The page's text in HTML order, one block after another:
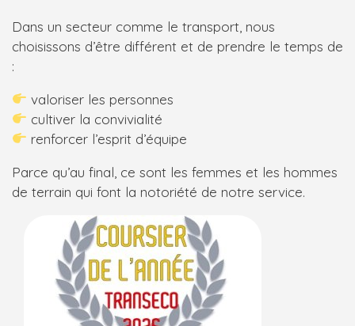
Dans un secteur comme le transport, nous
choisissons d’être différent et de prendre le temps de
:
valoriser les personnes
cultiver la convivialité
renforcer l’esprit d’équipe
Parce qu’au final, ce sont les femmes et les hommes
de terrain qui font la notoriété de notre service.